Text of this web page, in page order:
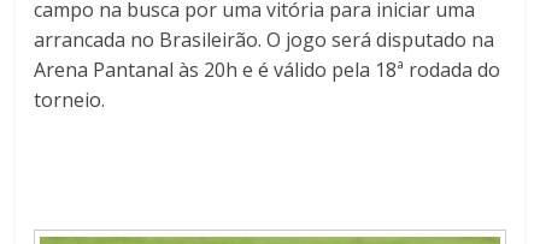
campo na busca por uma vitória para iniciar uma
arrancada no Brasileirão. O jogo será disputado na
Arena Pantanal às 20h e é válido pela 18ª rodada do
torneio.